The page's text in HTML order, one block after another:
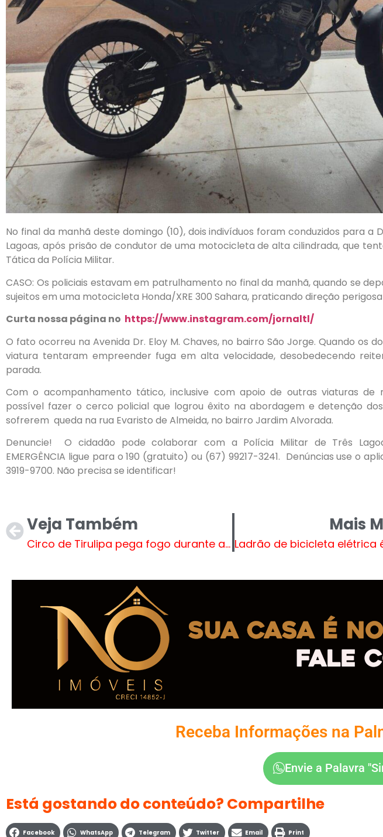
No final da manhã deste domingo (10), dois indivíduos foram conduzidos para a
Lagoas, após prisão de condutor de uma motocicleta de alta cilindrada, que
Tática da Polícia Militar.
CASO: Os policiais estavam em patrulhamento no final da manhã, quando se
sujeitos em uma motocicleta Honda/XRE 300 Sahara, praticando direção
Curta nossa página no https://www.instagram.com/jornaltl/
O fato ocorreu na Avenida Dr. Eloy M. Chaves, no bairro São Jorge. Quando os
viatura tentaram empreender fuga em alta velocidade, desobedecendo
parada.
Com o acompanhamento tático, inclusive com apoio de outras viaturas de
possível fazer o cerco policial que logrou êxito na abordagem e detenção
sofrerem queda na rua Evaristo de Almeida, no bairro Jardim Alvorada.
Denuncie! O cidadão pode colaborar com a Polícia Militar de Três
EMERGÊNCIA ligue para o 190 (gratuito) ou (67) 99217-3241. Denúncias use o
3919-9700. Não precisa se identificar!
Veja Também
Circo de Tirulipa pega fogo durante a madrugada em Natal; vídeos mostram incêndio
Mais
Receba Informações na
Envie a Palavra
Está gostando do conteúdo? Compartilhe
Facebook WhatsApp Telegram Twitter Email Print